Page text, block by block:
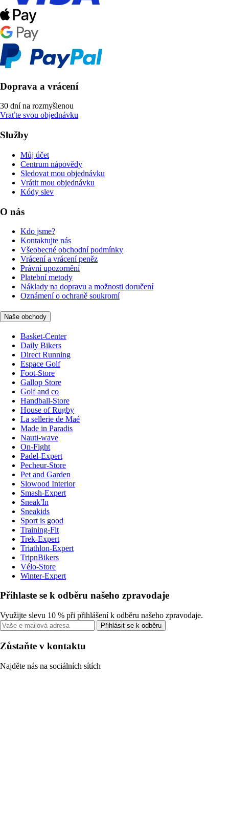
Doprava a vrácení
30 dní na rozmyšlenou
Vraťte svou objednávku
Služby
Můj účet
Centrum nápovědy
Sledovat mou objednávku
Vrátit mou objednávku
Kódy slev
O nás
Kdo jsme?
Kontaktujte nás
Všeobecné obchodní podmínky
Vrácení a vrácení peněz
Právní upozornění
Platební metody
Náklady na dopravu a možnosti doručení
Oznámení o ochraně soukromí
Naše obchody
Basket-Center
Daily Bikers
Direct Running
Espace Golf
Foot-Store
Gallop Store
Golf and co
Handball-Store
House of Rugby
La sellerie de Maé
Made in Paradis
Nauti-wave
On-Fight
Padel-Expert
Pecheur-Store
Pet and Garden
Slowood Interior
Smash-Expert
Sneak'In
Sneakids
Sport is good
Training-Fit
Trek-Expert
Triathlon-Expert
TripnBikers
Vélo-Store
Winter-Expert
Přihlaste se k odběru našeho zpravodaje
Využijte slevu 10 % při přihlášení k odběru našeho zpravodaje.
Přihlásit se k odběru
Zůstaňte v kontaktu
Najděte nás na sociálních sítích